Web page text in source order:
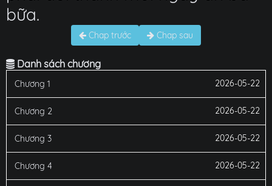
bữa.
Chap trước Chap sau
Danh sách chương
Chương 1 2026-05-22
Chương 2 2026-05-22
Chương 3 2026-05-22
Chương 4 2026-05-22